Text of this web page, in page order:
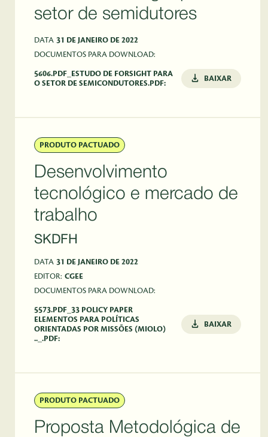
setor de semidutores
DATA 31 DE JANEIRO DE 2022
DOCUMENTOS PARA DOWNLOAD:
5606.PDF_ESTUDO DE FORSIGHT PARA
O SETOR DE SEMICONDUTORES.PDF:
BAIXAR
PRODUTO PACTUADO
Desenvolvimento
tecnológico e mercado de
trabalho
SKDFH
DATA 31 DE JANEIRO DE 2022
EDITOR: CGEE
DOCUMENTOS PARA DOWNLOAD:
5573.PDF_33 POLICY PAPER
ELEMENTOS PARA POLÍTICAS
ORIENTADAS POR MISSÕES (MIOLO)
.._.PDF:
BAIXAR
PRODUTO PACTUADO
Proposta Metodológica de